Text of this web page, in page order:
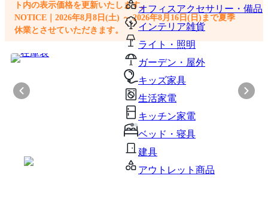
オフィスアクセサリー・備品
インテリア雑貨
ライト・照明
ガーデン・屋外
キッズ家具
生活家電
キッチン家電
ベッド・寝具
建具
アウトレット商品
ト内の表示価格を更新いたします。
NOTICE｜2026年8月8日(土) ～ 2026年8月16日(日)まで夏季
休業とさせていただきます。